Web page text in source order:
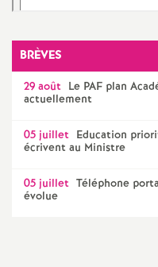
BRÈVES
29 août Le PAF plan
actuellement
05 juillet Education
écrivent au Ministre
05 juillet Téléphone
évolue